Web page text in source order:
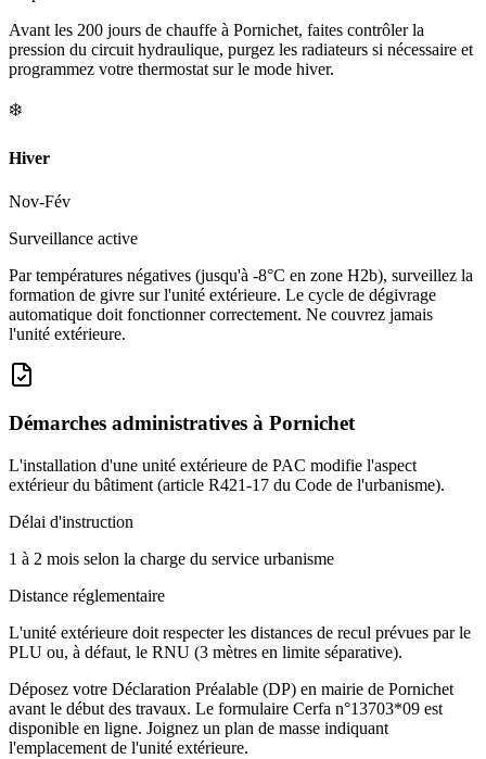
Avant les 200 jours de chauffe à Pornichet, faites contrôler la
pression du circuit hydraulique, purgez les radiateurs si nécessaire et
programmez votre thermostat sur le mode hiver.
❄️
Hiver
Nov-Fév
Surveillance active
Par températures négatives (jusqu'à -8°C en zone H2b), surveillez la
formation de givre sur l'unité extérieure. Le cycle de dégivrage
automatique doit fonctionner correctement. Ne couvrez jamais
l'unité extérieure.
Démarches administratives à Pornichet
L'installation d'une unité extérieure de PAC modifie l'aspect
extérieur du bâtiment (article R421-17 du Code de l'urbanisme).
Délai d'instruction
1 à 2 mois selon la charge du service urbanisme
Distance réglementaire
L'unité extérieure doit respecter les distances de recul prévues par le
PLU ou, à défaut, le RNU (3 mètres en limite séparative).
Déposez votre Déclaration Préalable (DP) en mairie de Pornichet
avant le début des travaux. Le formulaire Cerfa n°13703*09 est
disponible en ligne. Joignez un plan de masse indiquant
l'emplacement de l'unité extérieure.